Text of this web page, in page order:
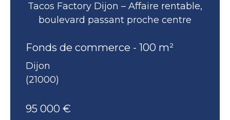
Tacos Factory Dijon – Affaire rentable,
boulevard passant proche centre
Fonds de commerce - 100 m²
Dijon
(21000)
95 000 €